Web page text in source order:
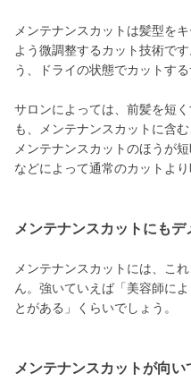
メンテナンスカットは髪型を
よう微調整するカット技術で
う、ドライの状態でカットす
サロンによっては、前髪を短
も、メンテナンスカットに含
メンテナンスカットのほうが
などによって通常のカットよ
メンテナンスカットにもデ
メンテナンスカットには、こ
ん。強いていえば「美容師に
とがある」くらいでしょう。
メンテナンスカットが向